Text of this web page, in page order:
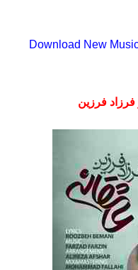
Download New
فرزاد فرزین